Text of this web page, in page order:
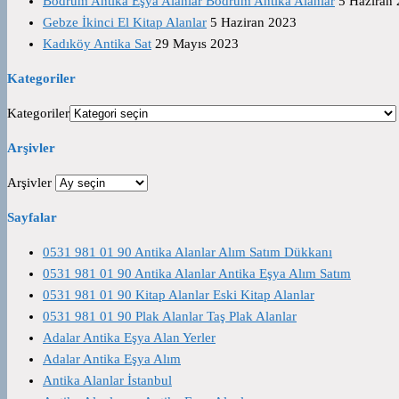
Gebze İkinci El Kitap Alanlar 5 Haziran 2023
Kadıköy Antika Sat 29 Mayıs 2023
Kategoriler
Kategoriler
Arşivler
Arşivler
Sayfalar
0531 981 01 90 Antika Alanlar Alım Satım Dükkanı
0531 981 01 90 Antika Alanlar Antika Eşya Alım Satım
0531 981 01 90 Kitap Alanlar Eski Kitap Alanlar
0531 981 01 90 Plak Alanlar Taş Plak Alanlar
Adalar Antika Eşya Alan Yerler
Adalar Antika Eşya Alım
Antika Alanlar İstanbul